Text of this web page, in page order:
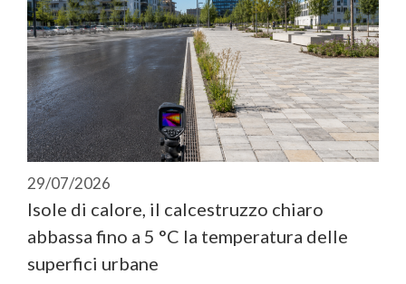
29/07/2026
Isole di calore, il calcestruzzo chiaro
abbassa fino a 5 °C la temperatura delle
superfici urbane